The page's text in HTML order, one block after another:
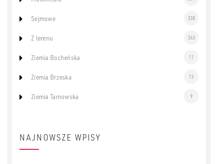
Sejmowe 338
Z terenu 343
Ziemia Bocheńska 11
Ziemia Brzeska 13
Ziemia Tarnowska 9
NAJNOWSZE WPISY